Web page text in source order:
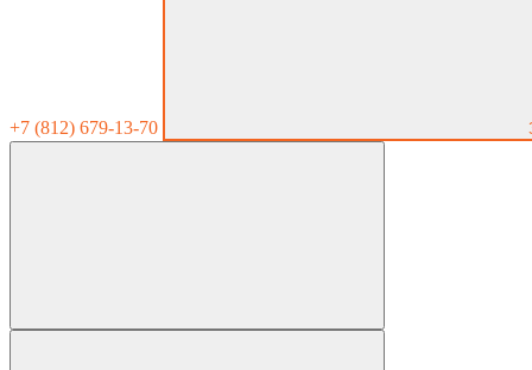
+7 (812) 679-13-70